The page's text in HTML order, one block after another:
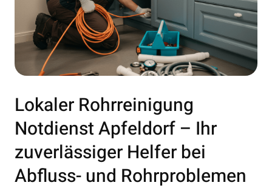
Lokaler Rohrreinigung
Notdienst Apfeldorf – Ihr
zuverlässiger Helfer bei
Abfluss- und Rohrproblemen